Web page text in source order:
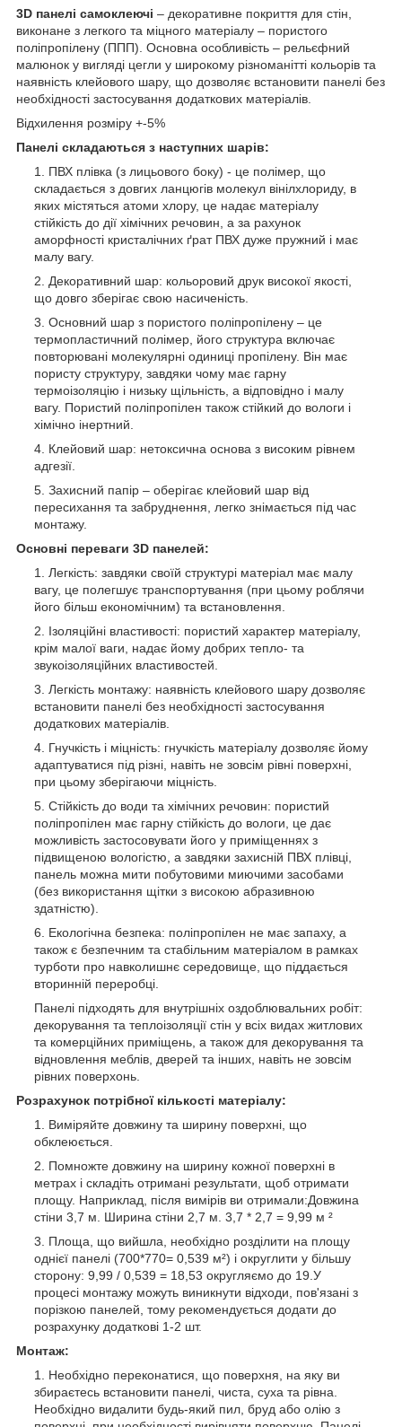
3D панелі самоклеючі – декоративне покриття для стін,
виконане з легкого та міцного матеріалу – пористого
поліпропілену (ППП). Основна особливість – рельєфний
малюнок у вигляді цегли у широкому різноманітті кольорів та
наявність клейового шару, що дозволяє встановити панелі без
необхідності застосування додаткових матеріалів.
Відхилення розміру +-5%
Панелі складаються з наступних шарів:
ПВХ плівка (з лицьового боку) - це полімер, що
складається з довгих ланцюгів молекул вінілхлориду, в
яких містяться атоми хлору, це надає матеріалу
стійкість до дії хімічних речовин, а за рахунок
аморфності кристалічних ґрат ПВХ дуже пружний і має
малу вагу.
Декоративний шар: кольоровий друк високої якості,
що довго зберігає свою насиченість.
Основний шар з пористого поліпропілену – це
термопластичний полімер, його структура включає
повторювані молекулярні одиниці пропілену. Він має
пористу структуру, завдяки чому має гарну
термоізоляцію і низьку щільність, а відповідно і малу
вагу. Пористий поліпропілен також стійкий до вологи і
хімічно інертний.
Клейовий шар: нетоксична основа з високим рівнем
адгезії.
Захисний папір – оберігає клейовий шар від
пересихання та забруднення, легко знімається під час
монтажу.
Основні переваги 3D панелей:
Легкість: завдяки своїй структурі матеріал має малу
вагу, це полегшує транспортування (при цьому роблячи
його більш економічним) та встановлення.
Ізоляційні властивості: пористий характер матеріалу,
крім малої ваги, надає йому добрих тепло- та
звукоізоляційних властивостей.
Легкість монтажу: наявність клейового шару дозволяє
встановити панелі без необхідності застосування
додаткових матеріалів.
Гнучкість і міцність: гнучкість матеріалу дозволяє йому
адаптуватися під різні, навіть не зовсім рівні поверхні,
при цьому зберігаючи міцність.
Стійкість до води та хімічних речовин: пористий
поліпропілен має гарну стійкість до вологи, це дає
можливість застосовувати його у приміщеннях з
підвищеною вологістю, а завдяки захисній ПВХ плівці,
панель можна мити побутовими миючими засобами
(без використання щітки з високою абразивною
здатністю).
Екологічна безпека: поліпропілен не має запаху, а
також є безпечним та стабільним матеріалом в рамках
турботи про навколишнє середовище, що піддається
вторинній переробці.
Панелі підходять для внутрішніх оздоблювальних робіт:
декорування та теплоізоляції стін у всіх видах житлових
та комерційних приміщень, а також для декорування та
відновлення меблів, дверей та інших, навіть не зовсім
рівних поверхонь.
Розрахунок потрібної кількості матеріалу:
Виміряйте довжину та ширину поверхні, що
обклеюється.
Помножте довжину на ширину кожної поверхні в
метрах і складіть отримані результати, щоб отримати
площу. Наприклад, після вимірів ви отримали:Довжина
стіни 3,7 м. Ширина стіни 2,7 м. 3,7 * 2,7 = 9,99 м ²
Площа, що вийшла, необхідно розділити на площу
однієї панелі (700*770= 0,539 м²) і округлити у більшу
сторону: 9,99 / 0,539 = 18,53 округляємо до 19.У
процесі монтажу можуть виникнути відходи, пов'язані з
порізкою панелей, тому рекомендується додати до
розрахунку додаткові 1-2 шт.
Монтаж:
Необхідно переконатися, що поверхня, на яку ви
збираєтесь встановити панелі, чиста, суха та рівна.
Необхідно видалити будь-який пил, бруд або олію з